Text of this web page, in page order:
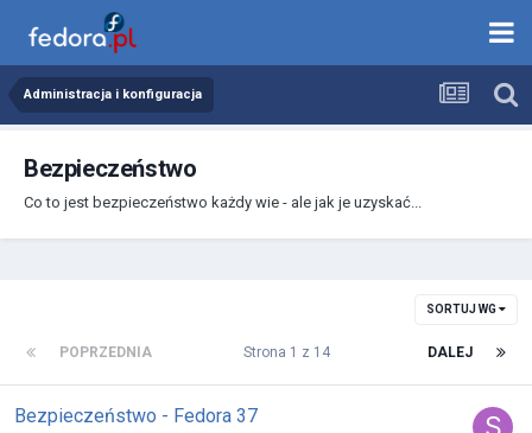
Administracja i konfiguracja
Bezpieczeństwo
Co to jest bezpieczeństwo każdy wie - ale jak je uzyskać...
SORTUJ WG
POPRZEDNIA DALEJ
Strona 1 z 14
Bezpieczeństwo - Fedora 37